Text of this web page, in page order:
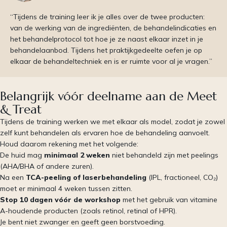
“Tijdens de training leer ik je alles over de twee producten:
van de werking van de ingrediënten, de behandelindicaties en
het behandelprotocol tot hoe je ze naast elkaar inzet in je
behandelaanbod. Tijdens het praktijkgedeelte oefen je op
elkaar de behandeltechniek en is er ruimte voor al je vragen.”
Belangrijk vóór deelname aan de Meet
& Treat
Tijdens de training werken we met elkaar als model, zodat je zowel
zelf kunt behandelen als ervaren hoe de behandeling aanvoelt.
Houd daarom rekening met het volgende:
De huid mag minimaal 2 weken niet behandeld zijn met peelings
(AHA/BHA of andere zuren).
Na een TCA-peeling of laserbehandeling (IPL, fractioneel, CO₂)
moet er minimaal 4 weken tussen zitten.
Stop 10 dagen vóór de workshop met het gebruik van vitamine
A-houdende producten (zoals retinol, retinal of HPR).
Je bent niet zwanger en geeft geen borstvoeding.